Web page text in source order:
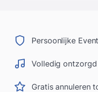
Persoonlijke
Volledig
Gratis annuleren